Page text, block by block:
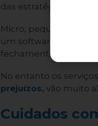
das estratégias
Micro, pequenas e
um software para
fechamento da
No entanto os
prejuízos, vão muito
Cuidados